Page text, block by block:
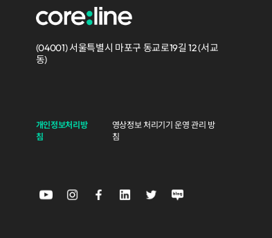
(04001) 서울특별시 마포구 동교로19길 12 (서교
동)
개인정보처리방
침
영상정보 처리기기 운영 관리 방
침